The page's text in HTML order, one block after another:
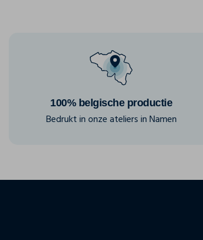
100% belgische productie
Bedrukt in onze ateliers in Namen